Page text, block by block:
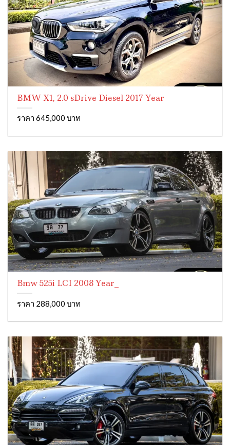
BMW X1, 2.0 sDrive Diesel 2017 Year
ราคา 645,000 บาท
Bmw 525i LCI 2008 Year_
ราคา 288,000 บาท